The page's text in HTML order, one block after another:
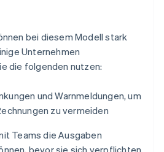
bei diesem Modell stark
Unternehmen
die folgenden nutzen:
und Warnmeldungen, um
zu vermeiden
Teams die Ausgaben